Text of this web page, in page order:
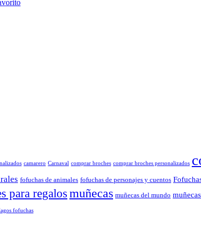
camarero Carnaval comprar broches comprar broches personalizados
fofuchas de animales fofuchas de personajes y cuentos
para regalos muñecas muñecas del mundo
fofuchas